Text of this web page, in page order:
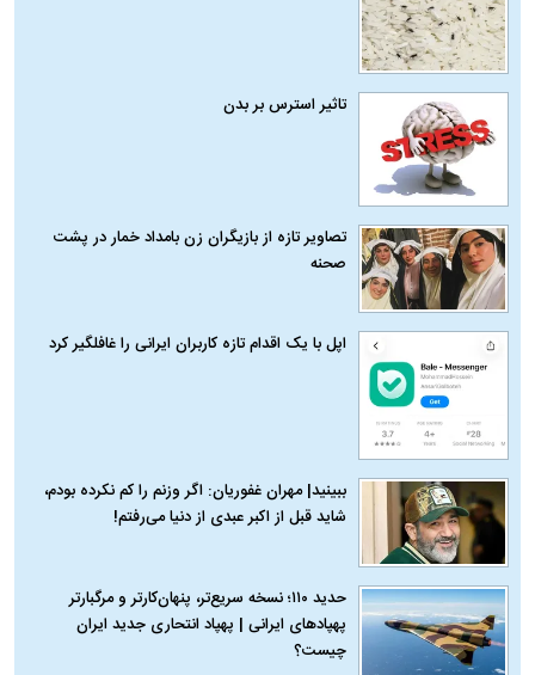
تاثیر استرس بر بدن
تصاویر تازه از بازیگران زن بامداد خمار در پشت
صحنه
اپل با یک اقدام تازه کاربران ایرانی را غافلگیر کرد
ببینید| مهران غفوریان: اگر وزنم را کم نکرده بودم،
شاید قبل از اکبر عبدی از دنیا می‌رفتم!
حدید ۱۱۰؛ نسخه سریع‌تر، پنهان‌کارتر و مرگبارتر
پهپادهای ایرانی | پهپاد انتحاری جدید ایران
چیست؟